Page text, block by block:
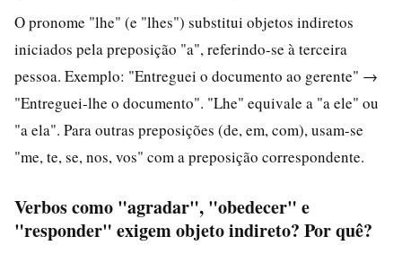
O pronome "lhe" (e "lhes") substitui objetos indiretos
iniciados pela preposição "a", referindo-se à terceira
pessoa. Exemplo: "Entreguei o documento ao gerente" →
"Entreguei-lhe o documento". "Lhe" equivale a "a ele" ou
"a ela". Para outras preposições (de, em, com), usam-se
"me, te, se, nos, vos" com a preposição correspondente.
Verbos como "agradar", "obedecer" e
"responder" exigem objeto indireto? Por quê?